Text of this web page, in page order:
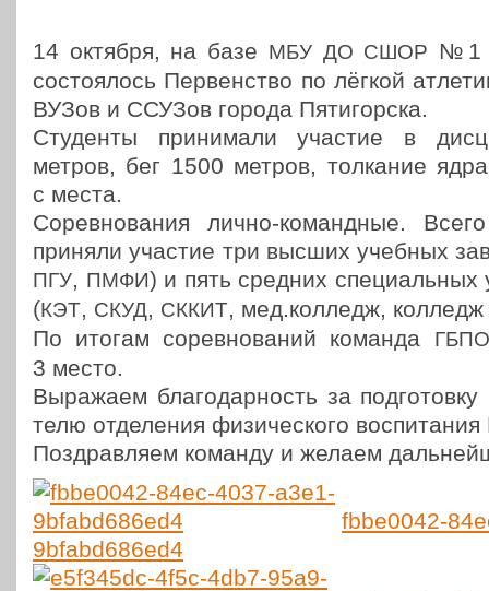
14 октября, на базе МБУ ДО СШОР
№1
состо­я­лось Пер­вен­ство по лёгкой
ВУЗов и ССУЗов города Пятигорска.
Сту­ден­ты при­ни­ма­ли участие в
метров, бег 1500 метров, тол­ка­ние
с места.
Сорев­но­ва­ния лично-команд­ные.
приняли участие три высших учебных
ПГУ, ПМФИ) и пять средних
(КЭТ, СКУД, СККИТ, мед.колледж, колледж
По итогам сорев­но­ва­ний команда
3 место.
Выра­жа­ем бла­го­дар­ность за
те­лю отде­ле­ния физи­че­ско­го
Поздрав­ля­ем команду и желаем
fbbe0042-
9bfabd686ed4